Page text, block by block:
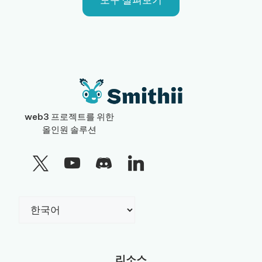
web3 프로젝트를 위한
올인원 솔루션
Choose
리소스